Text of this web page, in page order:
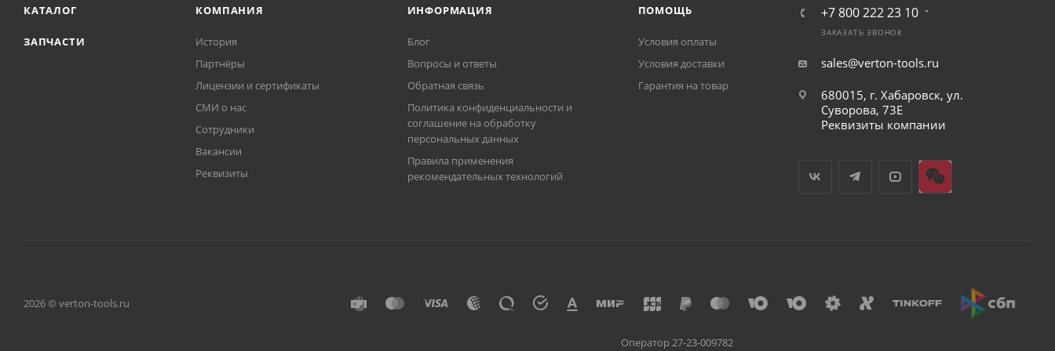
КАТАЛОГ
ЗАПЧАСТИ
КОМПАНИЯ
История
Партнёры
Лицензии и сертификаты
СМИ о нас
Сотрудники
Вакансии
Реквизиты
ИНФОРМАЦИЯ
Блог
Вопросы и ответы
Обратная связь
Политика конфиденциальности и
соглашение на обработку
персональных данных
Правила применения
рекомендательных технологий
ПОМОЩЬ
Условия оплаты
Условия доставки
Гарантия на товар
+7 800 222 23 10
ЗАКАЗАТЬ ЗВОНОК
sales@verton-tools.ru
680015, г. Хабаровск, ул.
Суворова, 73Е
Реквизиты компании
2026 © verton-tools.ru
Оператор 27-23-009782